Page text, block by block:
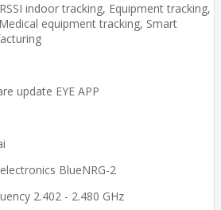
indoor tracking, Equipment tracking,
equipment tracking, Smart
update EYE APP
BlueNRG-2
2.402 - 2.480 GHz